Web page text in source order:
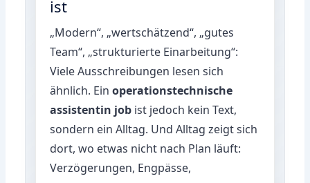
ist
„Modern“, „wertschätzend“, „gutes
Team“, „strukturierte Einarbeitung“:
Viele Ausschreibungen lesen sich
ähnlich. Einoperationstechnische
assistentin job ist jedoch kein Text,
sondern ein Alltag. Und Alltag zeigt sich
dort, wo etwas nicht nach Plan läuft:
Verzögerungen, Engpässe,